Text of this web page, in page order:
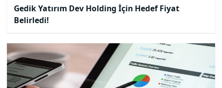
Gedik Yatırım Dev Holding İçin Hedef Fiyat
Belirledi!